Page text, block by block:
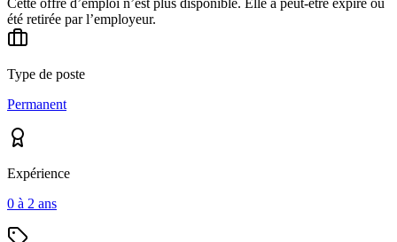
été retirée par l’employeur.
Type de poste
Permanent
Expérience
0 à 2 ans